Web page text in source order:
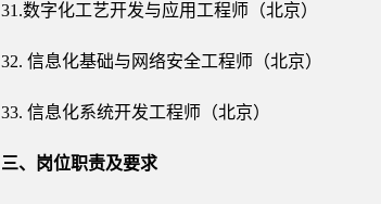
31.数字化工艺开发与应用工程师（北京）
32. 信息化基础与网络安全工程师（北京）
33. 信息化系统开发工程师（北京）
三、岗位职责及要求